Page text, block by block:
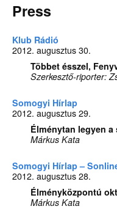
Press
Klub Rádió
2012. augusztus 30.
Többet ésszel,
Szerkesztő-riporter:
Somogyi Hírlap
2012. augusztus 29.
Élménytan legyen a
Márkus Kata
Somogyi Hírlap –
2012. augusztus 28.
Élményközpontú
Márkus Kata